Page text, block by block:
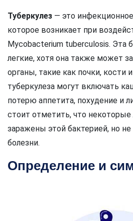
Туберкулез — это
которое возникает при
Mycobacterium tuberculosis. Эта
легкие, хотя она также может
органы, такие как почки, кости
туберкулеза могут включать
потерю аппетита, похудение и
стоит отметить, что
заражены этой бактерией, но
болезни.
Определение и